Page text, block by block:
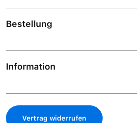
Bestellung
Information
Vertrag widerrufen